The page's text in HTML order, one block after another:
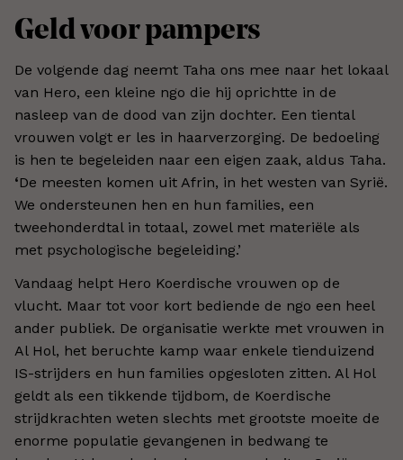
Geld voor pampers
De volgende dag neemt Taha ons mee naar het lokaal
van Hero, een kleine ngo die hij oprichtte in de
nasleep van de dood van zijn dochter. Een tiental
vrouwen volgt er les in haarverzorging. De bedoeling
is hen te begeleiden naar een eigen zaak, aldus Taha.
‘De meesten komen uit Afrin, in het westen van Syrië.
We ondersteunen hen en hun families, een
tweehonderdtal in totaal, zowel met materiële als
met psychologische begeleiding.’
Vandaag helpt Hero Koerdische vrouwen op de
vlucht. Maar tot voor kort bediende de ngo een heel
ander publiek. De organisatie werkte met vrouwen in
Al Hol, het beruchte kamp waar enkele tienduizend
IS-strijders en hun families opgesloten zitten. Al Hol
geldt als een tikkende tijdbom, de Koerdische
strijdkrachten weten slechts met grootste moeite de
enorme populatie gevangenen in bedwang te